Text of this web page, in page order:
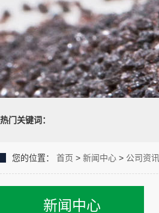
热门关键词：
您的位置： 首页 > 新闻中心 > 公司资讯
新闻中心